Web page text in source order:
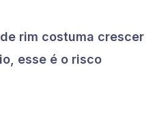
rim costuma crescer
esse é o risco